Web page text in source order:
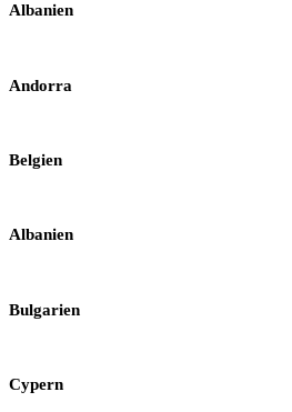
Albanien
Andorra
Belgien
Albanien
Bulgarien
Cypern